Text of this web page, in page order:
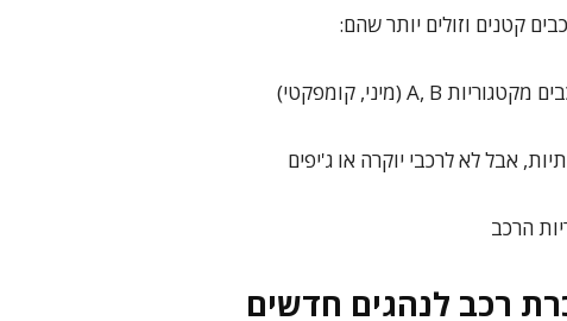
קטנים וזולים יותר שהם:
מקטגוריות A, B(מיני, קומפקטי)
אבל לא לרכבי יוקרה או ג'יפים
הרכב
רכב לנהגים חדשים